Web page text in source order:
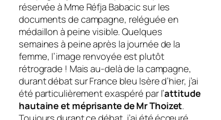
réservée à Mme Réfja Babacic sur les
documents de campagne, reléguée en
médaillon à peine visible. Quelques
semaines à peine après la journée de la
femme, l’image renvoyée est plutôt
rétrograde ! Mais au-delà de la campagne,
durant débat sur France bleu Isère d’hier, j’ai
été particulièrement exaspéré par l’attitude
hautaine et méprisante de Mr Thoizet.